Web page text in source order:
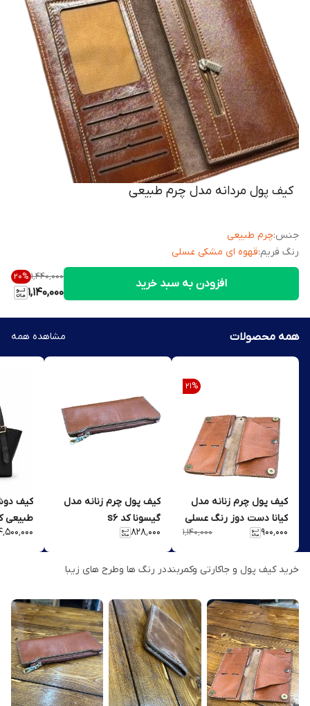
کیف پول مردانه مدل چرم طبیعی
جنس:چرم طبیعی
رنگ فریم:قهوه ای مشکی عسلی
۱٬۴۴۰٬۰۰۰ 20%
1,140,000
افزودن به سبد خرید
همه محصولات مشاهده همه
21%
کیف پول چرم زنانه مدل
کیانا دست دوز رنگ عسلی
گد ۰۷۹
۹۰۰٬۰۰۰ ۱٬۱۴۰٬۰۰۰
کیف پول چرم زنانه مدل
گیسونا کد s6
۸۲۸٬۰۰۰
کیف
طبیعی کد
خرید کیف پول و جاکارتی وکمربنددر رنگ ها وطرح های زیبا